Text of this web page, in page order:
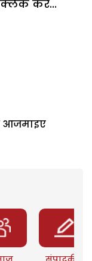
करें...
आजमाइए